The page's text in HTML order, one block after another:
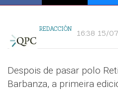
REDACCIÓN 16:38 15/
Despois de pasar polo
Barbanza, a primeira